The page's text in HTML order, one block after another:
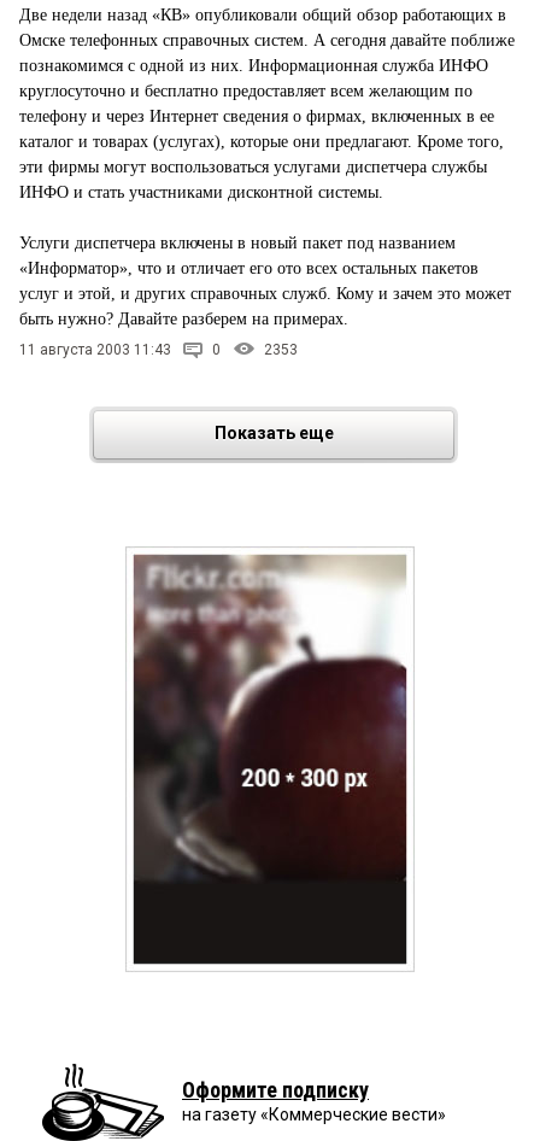
Две недели назад «КВ» опубликовали общий обзор работающих в
Омске телефонных справочных систем. А сегодня давайте поближе
познакомимся с одной из них. Информационная служба ИНФО
круглосуточно и бесплатно предоставляет всем желающим по
телефону и через Интернет сведения о фирмах, включенных в ее
каталог и товарах (услугах), которые они предлагают. Кроме того,
эти фирмы могут воспользоваться услугами диспетчера службы
ИНФО и стать участниками дисконтной системы.
Услуги диспетчера включены в новый пакет под названием
«Информатор», что и отличает его ото всех остальных пакетов
услуг и этой, и других справочных служб. Кому и зачем это может
быть нужно? Давайте разберем на примерах.
11 августа 2003 11:43 0 2353
Показать еще
Оформите подписку
на газету «Коммерческие вести»